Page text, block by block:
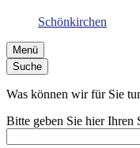
Schönkirchen
Menü
Suche
Was können wir für Sie
Bitte geben Sie hier Ihren